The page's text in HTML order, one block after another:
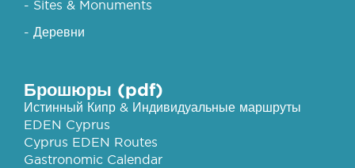
- Sites & Monuments
- Деревни
Брошюры (pdf)
Истинный Кипр & Индивидуальные маршруты
EDEN Cyprus
Cyprus EDEN Routes
Gastronomic Calendar